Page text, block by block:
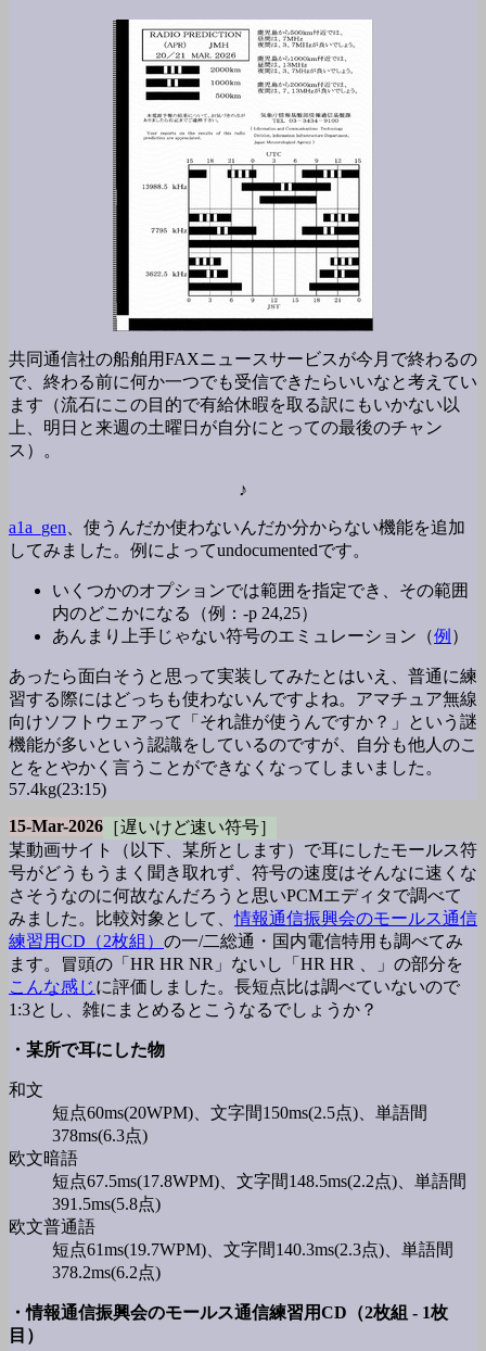
共同通信社の船舶用FAXニュースサービスが今月で終わるの
で、終わる前に何か一つでも受信できたらいいなと考えてい
ます（流石にこの目的で有給休暇を取る訳にもいかない以
上、明日と来週の土曜日が自分にとっての最後のチャン
ス）。
♪
a1a_gen 、使うんだか使わないんだか分からない機能を追加
してみました。例によってundocumentedです。
いくつかのオプションでは範囲を指定でき、その範囲
内のどこかになる（例：-p 24,25）
あんまり上手じゃない符号のエミュレーション（例 ）
あったら面白そうと思って実装してみたとはいえ、普通に練
習する際にはどっちも使わないんですよね。アマチュア無線
向けソフトウェアって「それ誰が使うんですか？」という 謎
機能が多いという認識をしているのですが、自分も他人のこ
とをとやかく言うことができなくなってしまいました。
57.4kg(23:15)
15-Mar-2026 ［遅いけど速い符号］
某動画サイト（以下、某所とします）で耳にしたモールス符
号がどうもうまく聞き取れず、符号の速度はそんなに速くな
さそうなのに何故なんだろうと思いPCMエディタで調べて
みました。比較対象として、情報通信振興会のモールス通信
練習用CD（2枚組） の一/二総通・国内電信特用も調べてみ
ます。冒頭の「HR HR NR」ないし「HR HR 、」の部分を
こんな感じに評価しました。長短点比は調べていないので
1:3とし、雑にまとめるとこうなるでしょうか？
・某所で耳にした物
和文
短点60ms(20WPM)、文字間150ms(2.5点)、単語間
378ms(6.3点)
欧文暗語
短点67.5ms(17.8WPM)、文字間148.5ms(2.2点)、単語間
391.5ms(5.8点)
欧文普通語
短点61ms(19.7WPM)、文字間140.3ms(2.3点)、単語間
378.2ms(6.2点)
・情報通信振興会のモールス通信練習用CD（2枚組 - 1枚
目）